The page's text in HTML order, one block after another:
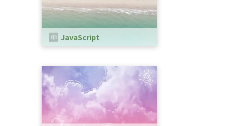
JavaScript